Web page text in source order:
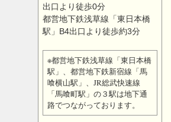
出口より徒歩0分
都営地下鉄浅草線「東日本橋
駅」B4出口より徒歩約3分
※都営地下鉄浅草線「東日本橋
駅」、都営地下鉄新宿線「馬
喰横山駅」、JR総武快速線
「馬喰町駅」の３駅は地下通
路でつながっております。